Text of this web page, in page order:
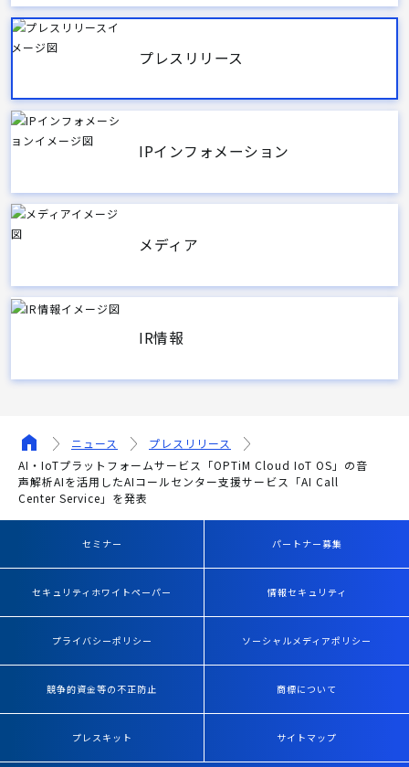
プレスリリース
IPインフォメーション
メディア
IR情報
ニュース
プレスリリース
AI・IoTプラットフォームサービス「OPTiM Cloud IoT OS」の音
声解析AIを活用したAIコールセンター支援サービス「AI Call
Center Service」を発表
セミナー パートナー募集
セキュリティホワイトペーパー 情報セキュリティ
プライバシーポリシー ソーシャルメディアポリシー
競争的資金等の不正防止 商標について
プレスキット サイトマップ